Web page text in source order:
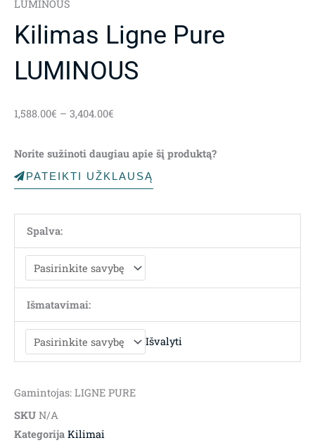
LUMINOUS
Kilimas Ligne Pure
LUMINOUS
1,588.00€ – 3,404.00€
through
3,404.00€
Norite sužinoti daugiau apie šį produktą?
PATEIKTI UŽKLAUSĄ
Spalva:
Išmatavimai:
Išvalyti
Gamintojas: LIGNE PURE
SKU N/A
Kategorija Kilimai